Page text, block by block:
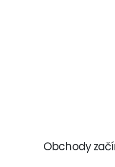
Obchody